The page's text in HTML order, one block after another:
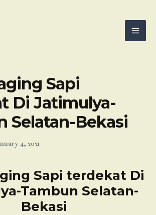
Sapi
Di Jatimulya-
Selatan-Bekasi
4, 2021
Sapi terdekat Di
Tambun Selatan-
Bekasi